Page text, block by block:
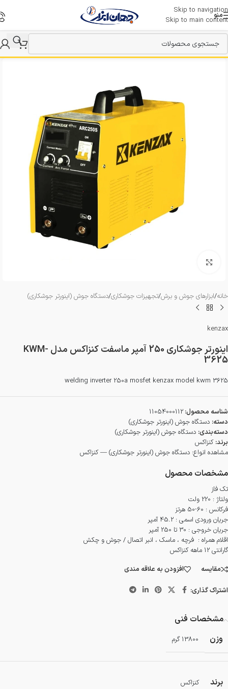
Skip to navigation
Skip to main content
منو
خانه/ابزارهای جوش و برش/تجهیزات جوشکاری/دستگاه جوش (اینورتر جوشکاری)
kenzax
اینورتر جوشکاری 250 آمپر ماسفت کنزاکس مدل KWM-
3625
welding inverter 250a mosfet kenzax model kwm 3625
شناسه محصول: 11054000112
دسته: دستگاه جوش (اینورتر جوشکاری)
دسته‌بندی: دستگاه جوش (اینورتر جوشکاری)
برند: کنزاکس
مشاهده انواع: دستگاه جوش (اینورتر جوشکاری) — کنزاکس
مشخصات محصول
تک فاز
ولتاژ : 220 ولت
فرکانس : 60-50 هرتز
جریان ورودی اسمی : 45.2 آمپر
جریان خروجی : 30 تا 250 آمپر
اقلام همراه : فرچه ، ماسک ، انبر اتصال / جوش و چکش
گارانتی 12 ماهه کنزاکس
مقایسه
افزودن به علاقه مندی
اشتراک گذاری:
مشخصات فنی
وزن
13800 گرم
برند کنزاکس